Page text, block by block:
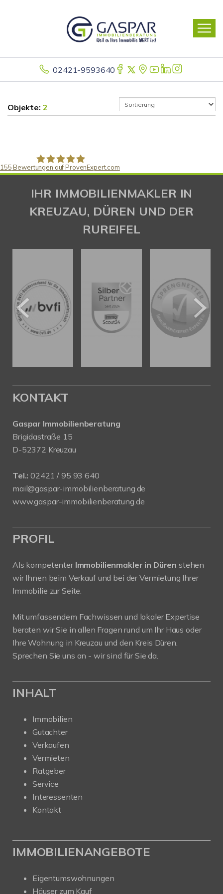
02421-9593640
Objekte: 2
Gaspar Immobilienberatung
155 Bewertungen auf ProvenExpert.com
IHR IMMOBILIENMAKLER IN
KREUZAU, DÜREN UND DER
RUREIFEL
KONTAKT
Gaspar Immobilienberatung
Brigidastraße 15
D-52372 Kreuzau
Tel.: 02421 / 95 93 640
mail@gaspar-immobilienberatung.de
www.gaspar-immobilienberatung.de
PROFIL
Als kompetenter Immobilienmakler in Düren stehen
wir Ihnen beim Verkauf und bei der Vermietung Ihrer
Immobilie zur Seite.
Mit umfassendem Fachwissen und lokaler Expertise
beraten wir Sie in allen Fragen rund um Ihr Haus oder
Ihre Wohnung in Kreuzau und den Kreis Düren.
Sprechen Sie uns an - wir sind für Sie da.
INHALT
Immobilien
Gutachter
Verkaufen
Vermieten
Ratgeber
Service
Interessenten
Kontakt
IMMOBILIENANGEBOTE
Eigentumswohnungen
Häuser zum Kauf